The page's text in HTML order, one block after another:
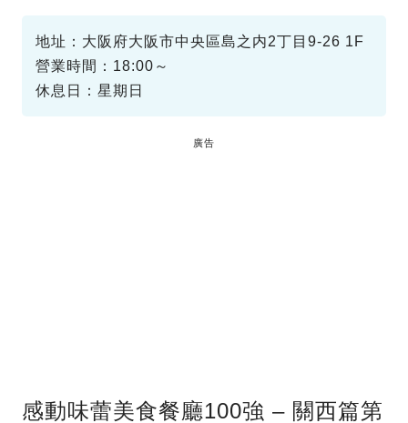
地址：大阪府大阪市中央區島之内2丁目9-26 1F
營業時間：18:00～
休息日：星期日
廣告
感動味蕾美食餐廳100強 – 關西篇第